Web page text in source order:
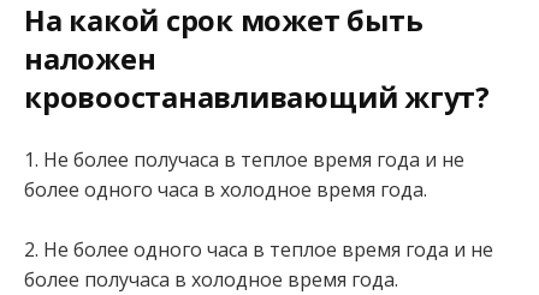
На какой срок может быть
наложен
кровоостанавливающий жгут?
1. Не более получаса в теплое время года и не
более одного часа в холодное время года.
2. Не более одного часа в теплое время года и не
более получаса в холодное время года.